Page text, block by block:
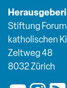
Stiftung
katholischen
Zeltweg 48
8032 Zürich